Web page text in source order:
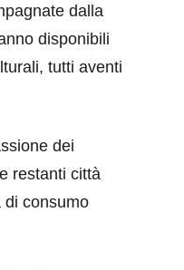
dalla
disponibili
tutti aventi
dei
restanti città
di consumo